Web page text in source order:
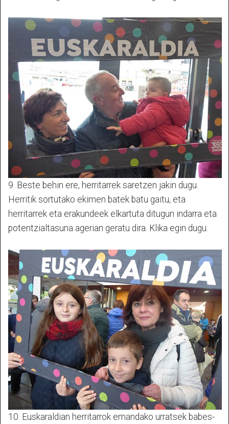
9. Beste behin ere, herritarrek saretzen jakin dugu.
Herritik sortutako ekimen batek batu gaitu, eta
herritarrek eta erakundeek elkartuta ditugun indarra eta
potentzialtasuna agerian geratu dira. Klika egin dugu.
10. Euskaraldian herritarrok emandako urratsek babes-